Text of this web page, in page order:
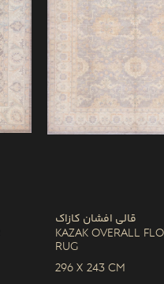
قالی افشان کازاک
Kazak Overall
Rug
296 x 243 CM